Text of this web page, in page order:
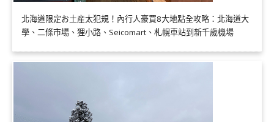
北海道限定お土産太犯規！內行人豪買8大地點全攻略：北海道大
學、二條市場、狸小路、Seicomart、札幌車站到新千歲機場